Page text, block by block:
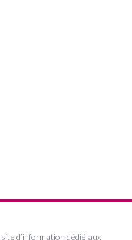
d’information dédié aux